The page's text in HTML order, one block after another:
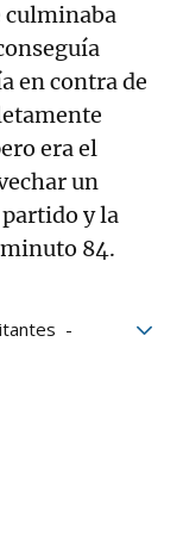
culminaba
en contra de
era el
un
y la
84.